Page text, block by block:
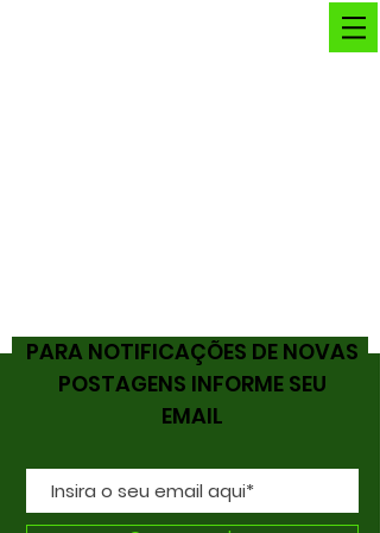
PARA NOTIFICAÇÕES DE NOVAS
POSTAGENS INFORME SEU
EMAIL